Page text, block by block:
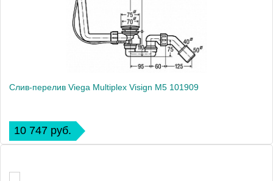
Слив-перелив Viega Multiplex Visign M5 101909
10 747 руб.